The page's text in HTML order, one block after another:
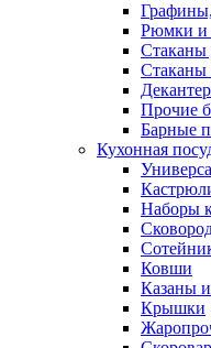
Рюмки и
Стаканы
Стаканы
Прочие
Барные
Кухонная
Наборы
Ковши
Казаны
Крышки